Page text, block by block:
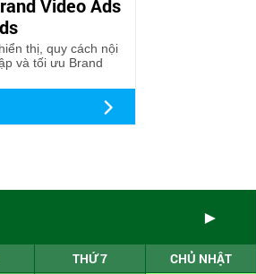
Video Ads
thị, quy cách nội
và tối ưu Brand
►
THỨ 7 CHỦ NHẬT